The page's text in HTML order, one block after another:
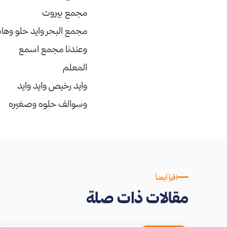
مجمع بيروت
مجمع البحر وايد حلو
وعندنا مجمع اسمع
المعلم
وايد رخيص وايد وايد
وسوالف حلوه وصغيره
اقرأ أيضاً
مقالات ذات صلة